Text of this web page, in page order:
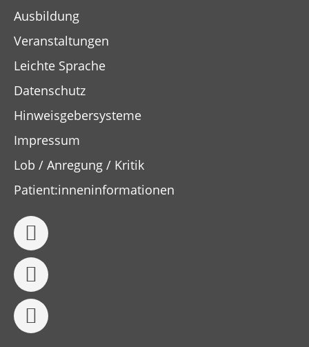
Ausbildung
Veranstaltungen
Leichte Sprache
Datenschutz
Hinweisgebersysteme
Impressum
Lob / Anregung / Kritik
Patient:inneninformationen